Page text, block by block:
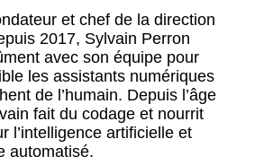
et chef de la direction
2017, Sylvain Perron
avec son équipe pour
les assistants numériques
de l’humain. Depuis l’âge
fait du codage et nourrit
l’intelligence artificielle et
automatisé.